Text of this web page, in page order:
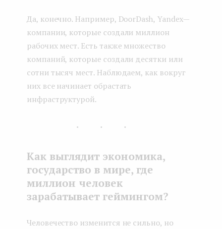
Да, конечно. Например, DoorDash, Yandex —
компании, которые создали миллион
рабочих мест. Есть также множество
компаний, которые создали десятки или
сотни тысяч мест. Наблюдаем, как вокруг
них все начинает обрастать
инфраструктурой.
...
Как выглядит экономика,
государство в мире, где
миллион человек
зарабатывает геймингом?
Человечество изменится не сильно, но